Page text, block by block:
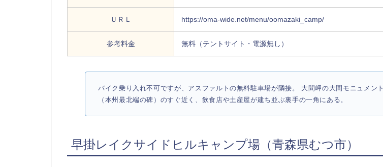
ＵＲＬ https://oma-wide.net/menu/oomazaki_camp/
参考料金 無料（テントサイト・電源無し）
バイク乗り入れ不可ですが、アスファルトの無料駐車場が隣接。 大間岬の大間モニュメント
（本州最北端の碑）のすぐ近く、飲食店や土産屋が建ち並ぶ裏手の一角にある。
早掛レイクサイドヒルキャンプ場（青森県むつ市）